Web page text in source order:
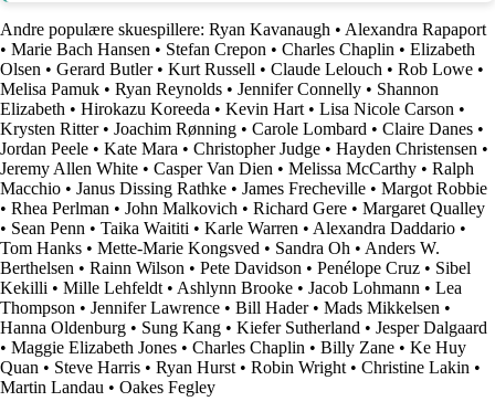
Andre populære skuespillere: Ryan Kavanaugh • Alexandra Rapaport
• Marie Bach Hansen • Stefan Crepon • Charles Chaplin • Elizabeth
Olsen • Gerard Butler• Kurt Russell • Claude Lelouch • Rob Lowe •
Melisa Pamuk • Ryan Reynolds • Jennifer Connelly • Shannon
Elizabeth • Hirokazu Koreeda • Kevin Hart• Lisa Nicole Carson •
Krysten Ritter• Joachim Rønning • Carole Lombard • Claire Danes •
Jordan Peele • Kate Mara • Christopher Judge • Hayden Christensen •
Jeremy Allen White • Casper Van Dien • Melissa McCarthy • Ralph
Macchio • Janus Dissing Rathke • James Frecheville • Margot Robbie
• Rhea Perlman • John Malkovich • Richard Gere • Margaret Qualley
• Sean Penn • Taika Waititi • Karle Warren • Alexandra Daddario •
Tom Hanks • Mette-Marie Kongsved • Sandra Oh • Anders W.
Berthelsen • Rainn Wilson • Pete Davidson • Penélope Cruz • Sibel
Kekilli • Mille Lehfeldt• Ashlynn Brooke • Jacob Lohmann • Lea
Thompson • Jennifer Lawrence • Bill Hader• Mads Mikkelsen •
Hanna Oldenburg • Sung Kang • Kiefer Sutherland • Jesper Dalgaard
• Maggie Elizabeth Jones • Charles Chaplin • Billy Zane • Ke Huy
Quan • Steve Harris • Ryan Hurst• Robin Wright• Christine Lakin •
Martin Landau • Oakes Fegley